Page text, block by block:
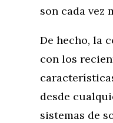
son cada vez
De hecho, la
con los
desde
sistemas de